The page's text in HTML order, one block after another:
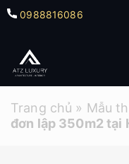
0988816086
Trang chủ » Mẫu
đơn lập 350m2 tại